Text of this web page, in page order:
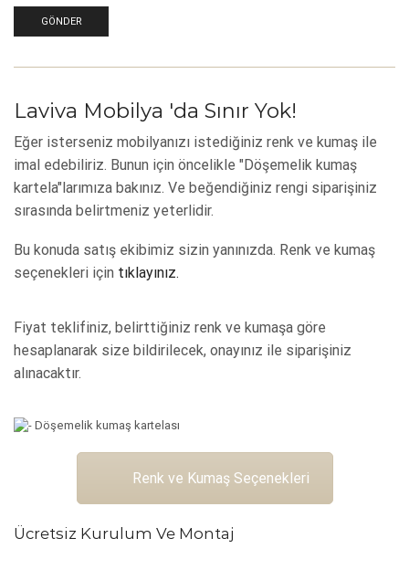
Laviva Mobilya 'da Sınır Yok!
Eğer isterseniz mobilyanızı istediğiniz renk ve kumaş ile
imal edebiliriz. Bunun için öncelikle "Döşemelik kumaş
kartela"larımıza bakınız. Ve beğendiğiniz rengi siparişiniz
sırasında belirtmeniz yeterlidir.
Bu konuda satış ekibimiz sizin yanınızda. Renk ve kumaş
seçenekleri için tıklayınız.
Fiyat teklifiniz, belirttiğiniz renk ve kumaşa göre
hesaplanarak size bildirilecek, onayınız ile siparişiniz
alınacaktır.
Renk ve Kumaş Seçenekleri
Ücretsiz Kurulum Ve Montaj